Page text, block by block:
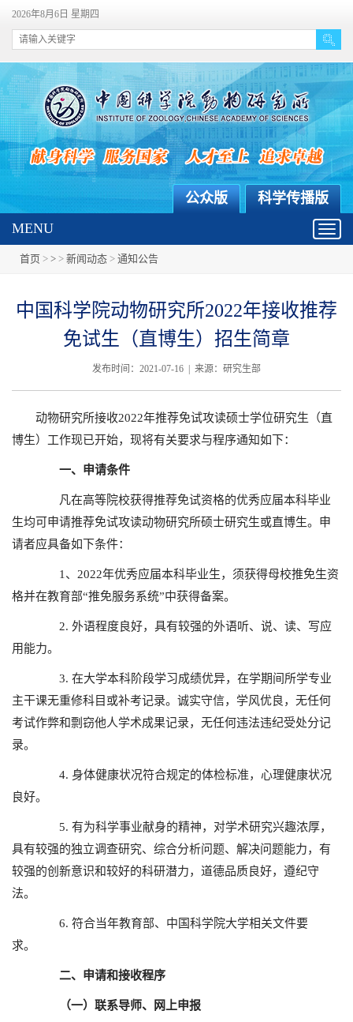
2026年8月6日 星期四
科学传播版
公众版
MENU
首页 > > > 新闻动态 > 通知公告
中国科学院动物研究所2022年接收推荐
免试生（直博生）招生简章
发布时间：2021-07-16 | 来源：研究生部
动物研究所接收2022年推荐免试攻读硕士学位研究生（直
博生）工作现已开始，现将有关要求与程序通知如下：
一、申请条件
凡在高等院校获得推荐免试资格的优秀应届本科毕业
生均可申请推荐免试攻读动物研究所硕士研究生或直博生。申
请者应具备如下条件：
1、2022年优秀应届本科毕业生，须获得母校推免生资
格并在教育部“推免服务系统”中获得备案。
2. 外语程度良好，具有较强的外语听、说、读、写应
用能力。
3. 在大学本科阶段学习成绩优异，在学期间所学专业
主干课无重修科目或补考记录。诚实守信，学风优良，无任何
考试作弊和剽窃他人学术成果记录，无任何违法违纪受处分记
录。
4. 身体健康状况符合规定的体检标准，心理健康状况
良好。
5. 有为科学事业献身的精神，对学术研究兴趣浓厚，
具有较强的独立调查研究、综合分析问题、解决问题能力，有
较强的创新意识和较好的科研潜力，道德品质良好，遵纪守
法。
6. 符合当年教育部、中国科学院大学相关文件要
求。
二、申请和接收程序
（一）联系导师、网上申报